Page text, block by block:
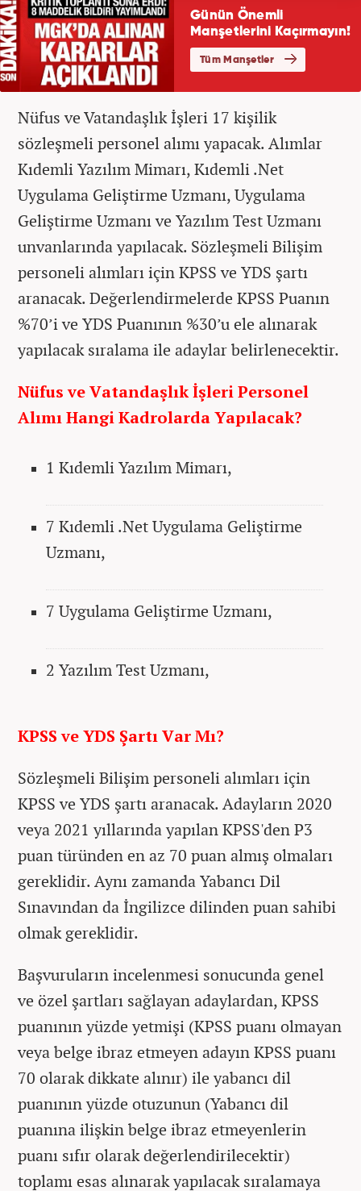
Nüfus ve Vatandaşlık İşleri 17 kişilik
sözleşmeli personel alımı yapacak. Alımlar
Kıdemli Yazılım Mimarı, Kıdemli .Net
Uygulama Geliştirme Uzmanı, Uygulama
Geliştirme Uzmanı ve Yazılım Test Uzmanı
unvanlarında yapılacak. Sözleşmeli Bilişim
personeli alımları için KPSS ve YDS şartı
aranacak. Değerlendirmelerde KPSS Puanın
%70’i ve YDS Puanının %30’u ele alınarak
yapılacak sıralama ile adaylar belirlenecektir.
Nüfus ve Vatandaşlık İşleri Personel
Alımı Hangi Kadrolarda Yapılacak?
1 Kıdemli Yazılım Mimarı,
7 Kıdemli .Net Uygulama Geliştirme
Uzmanı,
7 Uygulama Geliştirme Uzmanı,
2 Yazılım Test Uzmanı,
KPSS ve YDS Şartı Var Mı?
Sözleşmeli Bilişim personeli alımları için
KPSS ve YDS şartı aranacak. Adayların 2020
veya 2021 yıllarında yapılan KPSS'den P3
puan türünden en az 70 puan almış olmaları
gereklidir. Aynı zamanda Yabancı Dil
Sınavından da İngilizce dilinden puan sahibi
olmak gereklidir.
Başvuruların incelenmesi sonucunda genel
ve özel şartları sağlayan adaylardan, KPSS
puanının yüzde yetmişi (KPSS puanı olmayan
veya belge ibraz etmeyen adayın KPSS puanı
70 olarak dikkate alınır) ile yabancı dil
puanının yüzde otuzunun (Yabancı dil
puanına ilişkin belge ibraz etmeyenlerin
puanı sıfır olarak değerlendirilecektir)
toplamı esas alınarak yapılacak sıralamaya